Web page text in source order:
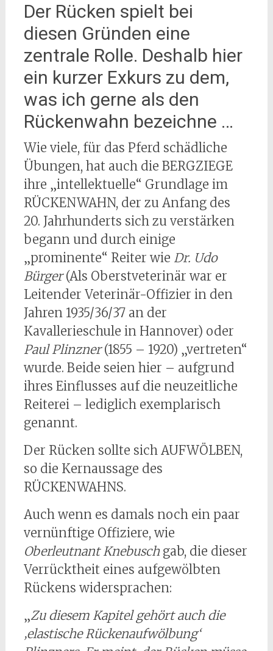
Der Rücken spielt bei
diesen Gründen eine
zentrale Rolle. Deshalb hier
ein kurzer Exkurs zu dem,
was ich gerne als den
Rückenwahn bezeichne …
Wie viele, für das Pferd schädliche
Übungen, hat auch die BERGZIEGE
ihre „intellektuelle“ Grundlage im
RÜCKENWAHN, der zu Anfang des
20. Jahrhunderts sich zu verstärken
begann und durch einige
„prominente“ Reiter wie Dr. Udo
Bürger(Als Oberstveterinär war er
Leitender Veterinär-Offizier in den
Jahren 1935/36/37 an der
Kavallerieschule in Hannover) oder
Paul Plinzner(1855 – 1920) „vertreten“
wurde. Beide seien hier – aufgrund
ihres Einflusses auf die neuzeitliche
Reiterei – lediglich exemplarisch
genannt.
Der Rücken sollte sich AUFWÖLBEN,
so die Kernaussage des
RÜCKENWAHNS.
Auch wenn es damals noch ein paar
vernünftige Offiziere, wie
Oberleutnant Knebuschgab, die dieser
Verrücktheit eines aufgewölbten
Rückens widersprachen:
„Zu diesem Kapitel gehört auch die
‚elastische Rückenaufwölbung‘